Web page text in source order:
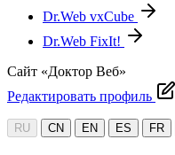
Dr.Web vxCube
Dr.Web FixIt!
Сайт «Доктор Веб»
Редактировать профиль
RU CN EN ES FR